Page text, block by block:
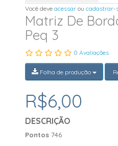
Você deveacessar oucadastrar-
Matriz De
Peq 3
0 Avaliações
Folha de produção
R$6,00
DESCRIÇÃO
Pontos 746